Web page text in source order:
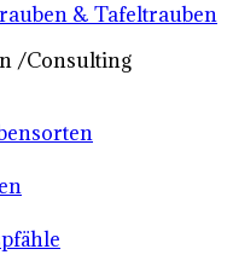
& Tafeltrauben
/Consulting